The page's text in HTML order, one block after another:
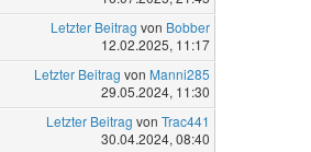
Letzter Beitrag von Bobber
12.02.2025, 11:17
Letzter Beitrag von Manni285
29.05.2024, 11:30
Letzter Beitrag von Trac441
30.04.2024, 08:40